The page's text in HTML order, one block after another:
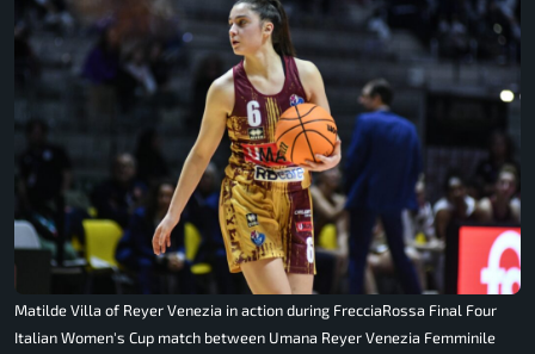
Matilde Villa of Reyer Venezia in action during FrecciaRossa Final Four
Italian Women's Cup match between Umana Reyer Venezia Femminile